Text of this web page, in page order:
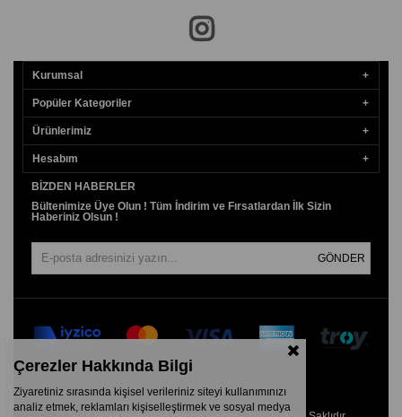
Kurumsal
Popüler Kategoriler
Ürünlerimiz
Hesabım
BIZDEN HABERLER
Bültenimize Üye Olun ! Tüm İndirim ve Fırsatlardan İlk Sizin
Haberiniz Olsun !
GÖNDER
Çerezler Hakkında Bilgi
Ziyaretiniz sırasında kişisel verileriniz siteyi kullanımınızı
analiz etmek, reklamları kişiselleştirmek ve sosyal medya